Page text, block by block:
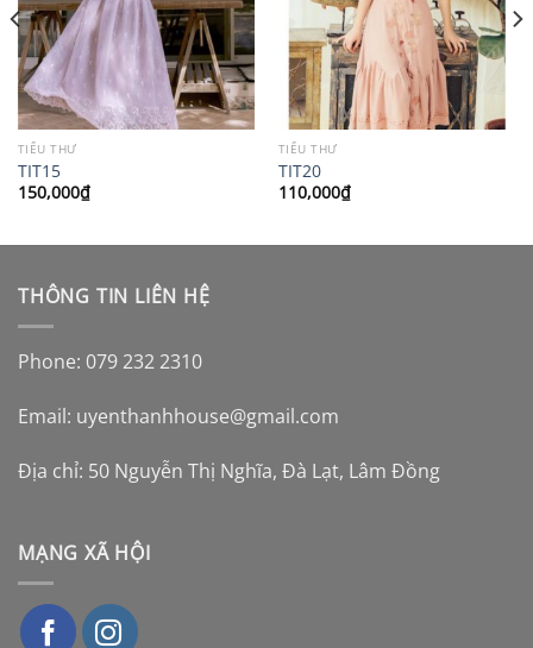
TIỂU THƯ
TIT15
150,000₫
TIỂU THƯ
TIT20
110,000₫
THÔNG TIN LIÊN HỆ
Phone: 079 232 2310
Email: uyenthanhhouse@gmail.com
Địa chỉ: 50 Nguyễn Thị Nghĩa, Đà Lạt, Lâm Đồng
MẠNG XÃ HỘI